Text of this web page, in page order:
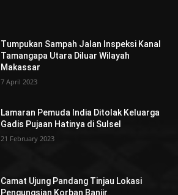
Tumpukan Sampah Jalan Inspeksi Kanal
Tamangapa Utara Diluar Wilayah
Makassar
7 April 2023
Lamaran Pemuda India Ditolak Keluarga
Gadis Pujaan Hatinya di Sulsel
21 February 2023
Camat Ujung Pandang Tinjau Lokasi
Pengungsian Korban Banjir